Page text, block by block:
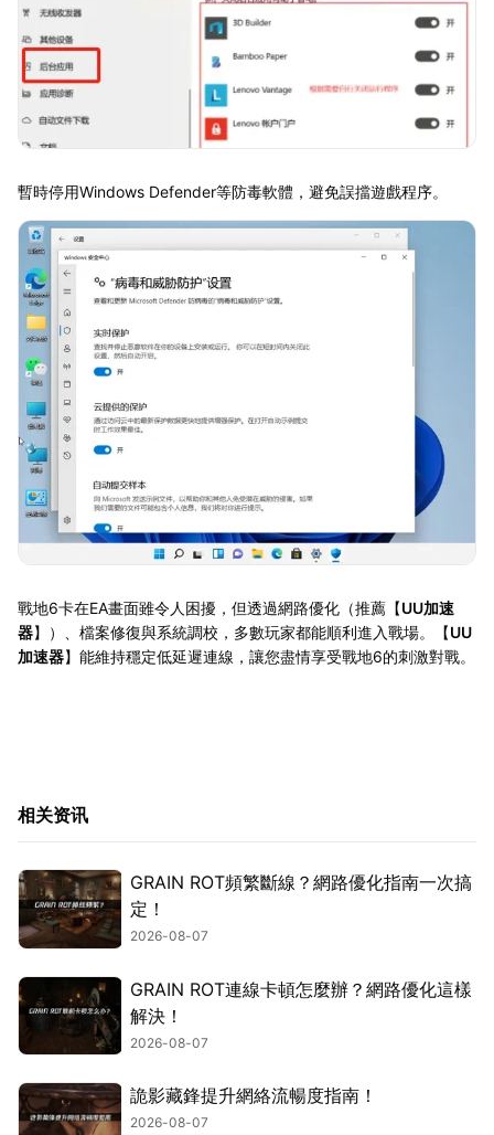
暫時停用Windows Defender等防毒軟體，避免誤擋遊戲程序。
戰地6卡在EA畫面雖令人困擾，但透過網路優化（推薦【UU加速
器】）、檔案修復與系統調校，多數玩家都能順利進入戰場。【UU
加速器】能維持穩定低延遲連線，讓您盡情享受戰地6的刺激對戰。
相关资讯
GRAIN ROT頻繁斷線？網路優化指南一次搞
定！
2026-08-07
GRAIN ROT連線卡頓怎麼辦？網路優化這樣
解決！
2026-08-07
詭影藏鋒提升網絡流暢度指南！
2026-08-07